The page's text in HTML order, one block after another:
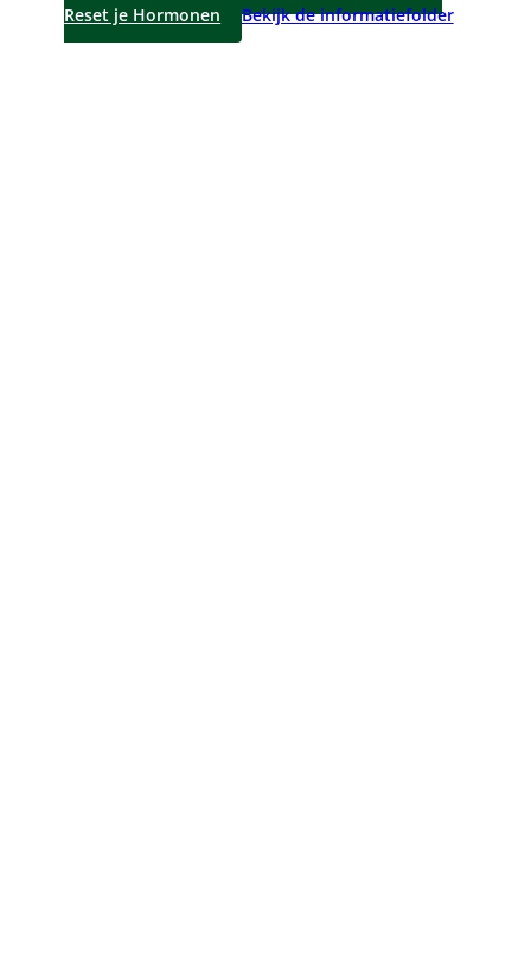
Reset je Hormonen
Bekijk de informatiefolder